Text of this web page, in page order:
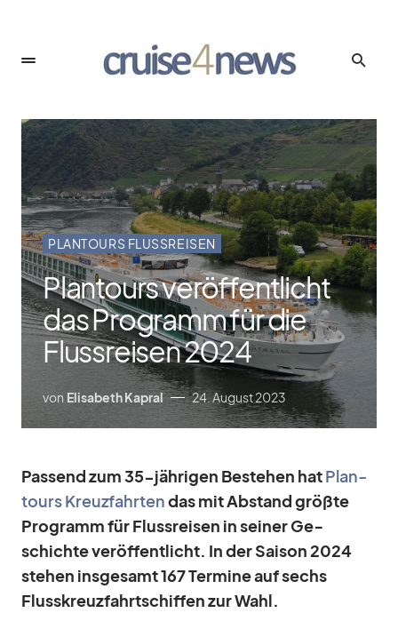
PLANTOURS FLUSSREISEN
Plantours veröffentlicht
das Programm für die
Flussreisen 2024
von Elisabeth Kapral 24. August 2023
Pas­send zum 35-jäh­ri­gen Be­stehen hatPlan­
tours Kreuz­fahr­tendasmit Ab­stand größte
Pro­gramm für Fluss­rei­sen in sei­ner Ge­
schichte ver­öf­fent­licht. In der Sai­son 2024
ste­hen ins­ge­samt 167 Ter­mine auf sechs
Fluss­kreuz­fahrt­schif­fen zur Wahl.